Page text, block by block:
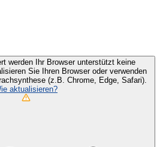
werden
Ihr Browser unterstützt keine
Sie Ihren Browser oder verwenden
(z.B. Chrome, Edge, Safari).
aktualisieren?